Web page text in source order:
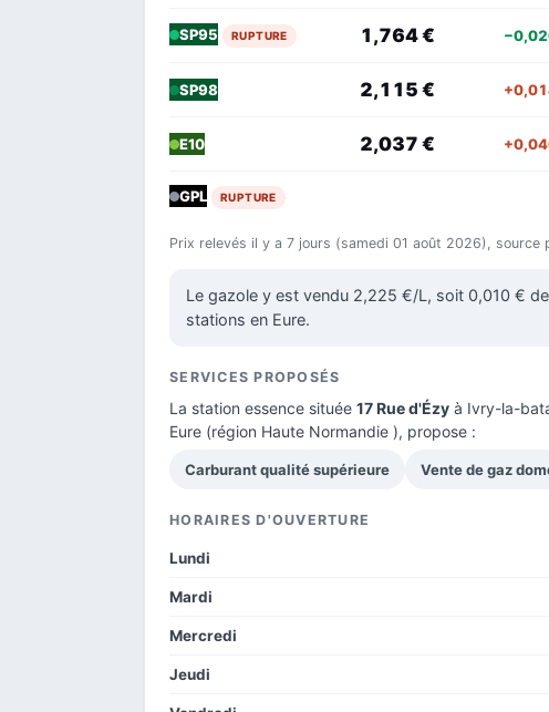
SP95 RUPTURE 1,764 €
SP98 2,115 €
E10 2,037 €
GPL RUPTURE
Prix relevés il y a 7 jours (samedi 01 août 2026), source
Le gazole y est vendu 2,225 €/L, soit 0,010 €
stations en Eure.
SERVICES PROPOSÉS
La station essence située 17 Rue d'Ézy à Ivry-la-
Eure (région Haute Normandie ), propose :
Carburant qualité supérieure Vente de gaz
HORAIRES D'OUVERTURE
Lundi
Mardi
Mercredi
Jeudi